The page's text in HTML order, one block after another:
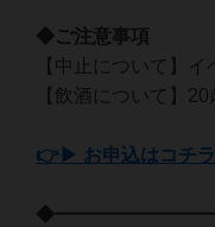
◆ご注意事項
【中止について】
【飲酒について】
👉▶ お申込はコチ